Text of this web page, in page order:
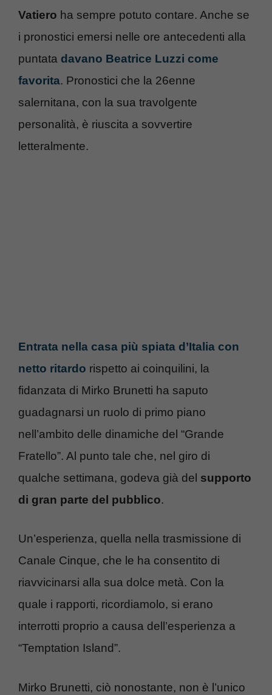
Vatiero ha sempre potuto contare. Anche se
i pronostici emersi nelle ore antecedenti alla
puntata davano Beatrice Luzzi come
favorita. Pronostici che la 26enne
salernitana, con la sua travolgente
personalità, è riuscita a sovvertire
letteralmente.
Entrata nella casa più spiata d’Italia con
netto ritardo rispetto ai coinquilini, la
fidanzata di Mirko Brunetti ha saputo
guadagnarsi un ruolo di primo piano
nell’ambito delle dinamiche del “Grande
Fratello”. Al punto tale che, nel giro di
qualche settimana, godeva già del supporto
di gran parte del pubblico.
Un’esperienza, quella nella trasmissione di
Canale Cinque, che le ha consentito di
riavvicinarsi alla sua dolce metà. Con la
quale i rapporti, ricordiamolo, si erano
interrotti proprio a causa dell’esperienza a
“Temptation Island”.
Mirko Brunetti, ciò nonostante, non è l’unico